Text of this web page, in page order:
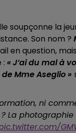
soupçonne la
Son nom ?
question,
: « J’ai du mal à
Mme Aseglio »
ni